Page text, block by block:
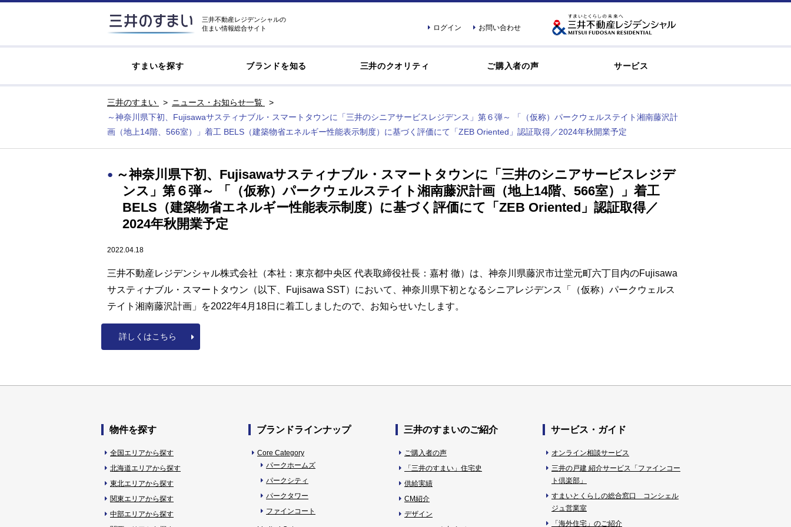
ログイン お問い合わせ
三井不動産レジデンシャルの
住まい情報総合サイト
すまいを探す ブランドを知る 三井のクオリティ ご購入者の声 サービス
三井のすまい
ニュース・お知らせ一覧
～神奈川県下初、Fujisawaサスティナブル・スマートタウンに「三井のシニアサービスレジデンス」第６弾～ 「（仮称）パークウェルステイト湘南藤沢計
画（地上14階、566室）」着工 BELS（建築物省エネルギー性能表示制度）に基づく評価にて「ZEB Oriented」認証取得／2024年秋開業予定
～神奈川県下初、Fujisawaサスティナブル・スマートタウンに「三井のシニアサービスレジデ
ンス」第６弾～ 「（仮称）パークウェルステイト湘南藤沢計画（地上14階、566室）」着工
BELS（建築物省エネルギー性能表示制度）に基づく評価にて「ZEB Oriented」認証取得／
2024年秋開業予定
2022.04.18
三井不動産レジデンシャル株式会社（本社：東京都中央区 代表取締役社長：嘉村 徹）は、神奈川県藤沢市辻堂元町六丁目内のFujisawa
サスティナブル・スマートタウン（以下、Fujisawa SST）において、神奈川県下初となるシニアレジデンス「（仮称）パークウェルス
テイト湘南藤沢計画」を2022年4月18日に着工しましたので、お知らせいたします。
詳しくはこちら
物件を探す
全国エリアから探す
北海道エリアから探す
東北エリアから探す
関東エリアから探す
中部エリアから探す
ブランドラインナップ
Core Category
パークホームズ
パークシティ
パークタワー
ファインコート
三井のすまいのご紹介
ご購入者の声
「三井のすまい」住宅史
供給実績
CM紹介
デザイン
サービス・ガイド
オンライン相談サービス
三井の戸建 紹介サービス「ファインコー
ト倶楽部」
すまいとくらしの総合窓口 コンシェル
ジュ営業室
「海外住宅」のご紹介